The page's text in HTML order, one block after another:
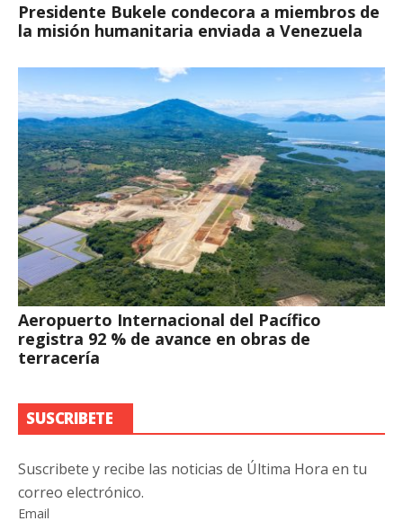
Presidente Bukele condecora a miembros de
la misión humanitaria enviada a Venezuela
Aeropuerto Internacional del Pacífico
registra 92 % de avance en obras de
terracería
SUSCRIBETE
Suscribete y recibe las noticias de Última Hora en tu
correo electrónico.
Email